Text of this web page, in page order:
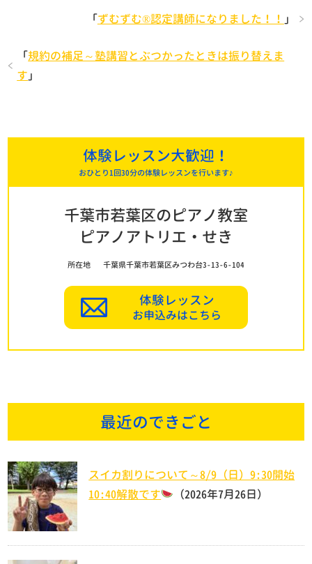
「ずむずむ®認定講師になりました！！ 」
「規約の補足～塾講習とぶつかったときは振り替えま
す 」
体験レッスン大歓迎！
おひとり1回30分の体験レッスンを行います♪
千葉市若葉区のピアノ教室
ピアノアトリエ・せき
所在地 千葉県千葉市若葉区みつわ台3-13-6-104
体験レッスン
お申込みはこちら
最近のできごと
スイカ割りについて～8/9（日）9:30開始
10:40解散です
（2026年7月26日）